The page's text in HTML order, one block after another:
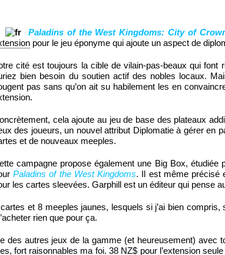
Paladins of the West Kingdoms:City of
pour le jeu éponyme qui ajoute un aspect de
cité est toujours la cible de vilain-pas-beaux qui font
bien besoin du soutien actif des nobles locaux.
pas sans qu’on ait su habilement les en
cela ajoute au jeu de base des plateaux
des joueurs, un nouvel attribut Diplomatie à gérer en
et de nouveaux meeples.
campagne propose également une Big Box, étudiée
Paladins of the West Kingdoms. Il est même précisé
les cartes sleevées. Garphill est un éditeur qui pense
et 8 meeples jaunes, lesquels si j’ai bien compris,
rien que pour ça.
des autres jeux de la gamme (et heureusement) avec
fort raisonnables ma foi. 38 NZ$ pour l’extension